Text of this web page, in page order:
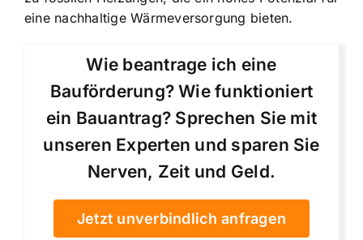
eine nachhaltige Wärmeversorgung bieten.
Wie beantrage ich eine
Bauförderung? Wie funktioniert
ein Bauantrag? Sprechen Sie mit
unseren Experten und sparen Sie
Nerven, Zeit und Geld.
Jetzt unverbindlich anfragen